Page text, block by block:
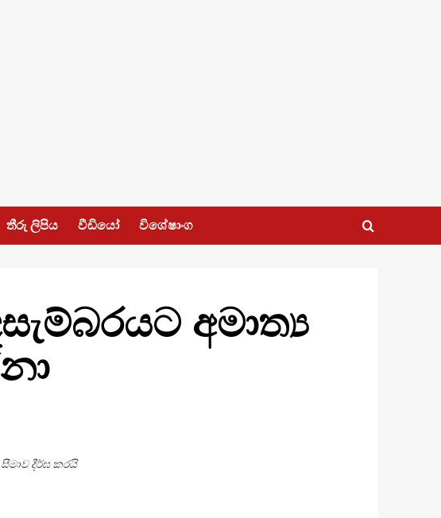
තීරු ලිපිය වීඩියෝ විශේෂාංග
අමාත්‍ය
දීර්ඝ කරයි